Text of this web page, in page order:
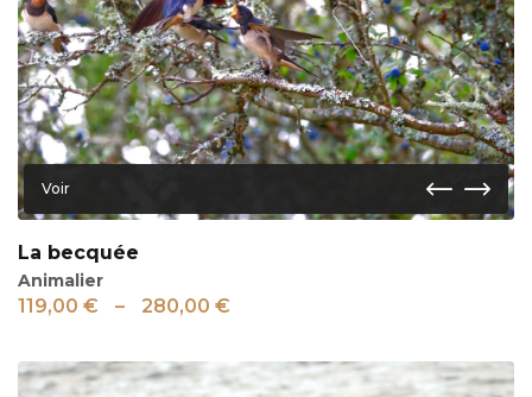
Voir
La becquée
Animalier
119,00 € – 280,00 €